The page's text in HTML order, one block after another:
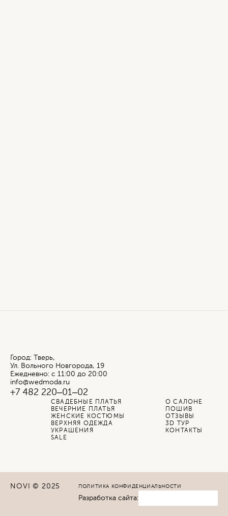
Город: Тверь,
Ул. Вольного Новгорода, 19
Ежедневно: с 11:00 до 20:00
info@wedmoda.ru
+7 482 220‒01‒02
СВАДЕБНЫЕ ПЛАТЬЯ
ВЕЧЕРНИЕ ПЛАТЬЯ
ЖЕНСКИЕ КОСТЮМЫ
ВЕРХНЯЯ ОДЕЖДА
УКРАШЕНИЯ
SALE
О САЛОНЕ
ПОШИВ
ОТЗЫВЫ
3D ТУР
КОНТАКТЫ
NOVI © 2025 ПОЛИТИКА КОНФИДЕНЦИАЛЬНОСТИ
Разработка сайта: